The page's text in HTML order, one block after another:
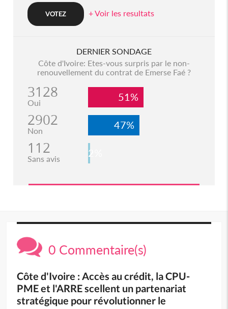
+ Voir les resultats
DERNIER SONDAGE
Côte d'Ivoire: Etes-vous surpris par le non-
renouvellement du contrat de Emerse Faé ?
3128
Oui 51%
2902
Non 47%
112
Sans avis 2%
0 Commentaire(s)
Côte d'Ivoire : Accès au crédit, la CPU-
PME et l'ARRE scellent un partenariat
stratégique pour révolutionner le